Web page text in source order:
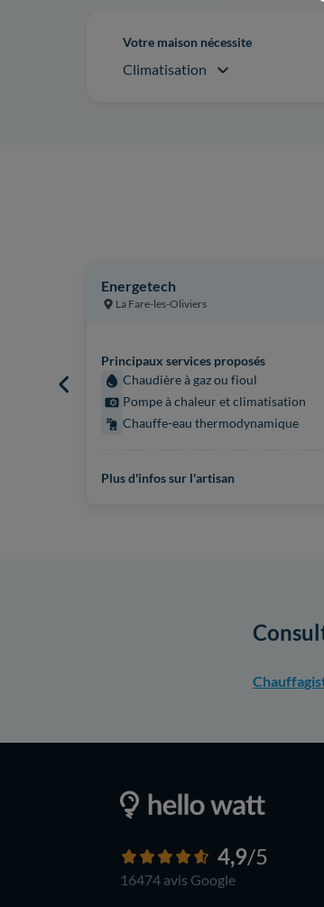
Votre maison nécessite
Climatisation
Energetech
La Fare-les-Oliviers
Principaux services proposés
Chaudière à gaz ou fioul
Pompe à chaleur et climatisation
Chauffe-eau thermodynamique
Plus d'infos sur l'artisan
4,9/5
16474 avis Google